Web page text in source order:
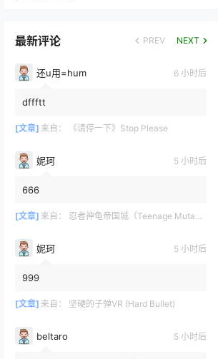
最新评论 PREV NEXT
还u用=hum 6 小时后
dffftt
[文章] 来自： 《请停一下》Stop Please
妮珂 5 小时后
666
[文章] 来自： 忍者神龟帝国城（Teenage Mutant Ninja Turtles Empire Cit）
妮珂 5 小时后
999
[文章] 来自： 坚硬的子弹VR (Hard Bullet)
beltaro 5 小时后